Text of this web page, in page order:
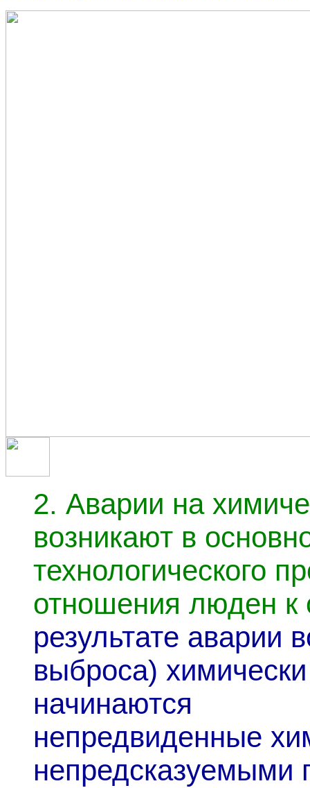
2. Аварии на
возникают в
технологического
отношения люден к
результате аварии
выброса)
начинаются
непредвиденные
непредсказуемыми